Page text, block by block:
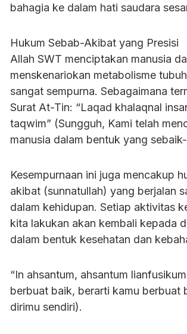
bahagia ke dalam hati saudara
Hukum Sebab-Akibat yang Presisi
Allah SWT menciptakan manusia
menskenariokan metabolisme
sangat sempurna. Sebagaimana
Surat At-Tin: “Laqad khalaqnal
taqwim” (Sungguh, Kami telah
manusia dalam bentuk yang
Kesempurnaan ini juga mencakup
akibat (sunnatullah) yang berjalan
dalam kehidupan. Setiap aktivitas
kita lakukan akan kembali kepada
dalam bentuk kesehatan dan
“In ahsantum, ahsantum
berbuat baik, berarti kamu berbuat
dirimu sendiri).